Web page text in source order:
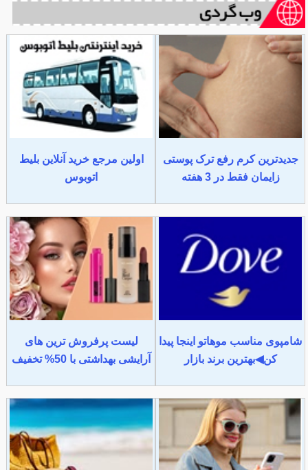
جدیدترین کرم رفع ترک پوستی
زایمان فقط در 3 هفته
اولین مرجع خرید آنلاین بلیط
اتوبوس
شامپوی مناسب موهاتو اینجا پیدا
کن◀بهترین برند بازار
لیست پرفروش ترین های
آرایشی بهداشتی با 50% تخفیف